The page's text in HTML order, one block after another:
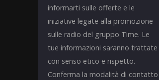
informarti sulle offerte e le
iniziative legate alla promozione
sulle radio del gruppo Time. Le
tue informazioni saranno trattate
con senso etico e rispetto.
Conferma la modalità di contatto